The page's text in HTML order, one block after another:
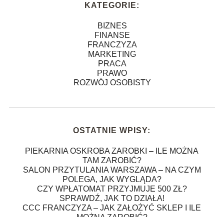
KATEGORIE:
BIZNES
FINANSE
FRANCZYZA
MARKETING
PRACA
PRAWO
ROZWÓJ OSOBISTY
OSTATNIE WPISY:
PIEKARNIA OSKROBA ZAROBKI – ILE MOŻNA
TAM ZAROBIĆ?
SALON PRZYTULANIA WARSZAWA – NA CZYM
POLEGA, JAK WYGLĄDA?
CZY WPŁATOMAT PRZYJMUJE 500 ZŁ?
SPRAWDŹ, JAK TO DZIAŁA!
CCC FRANCZYZA – JAK ZAŁOŻYĆ SKLEP I ILE